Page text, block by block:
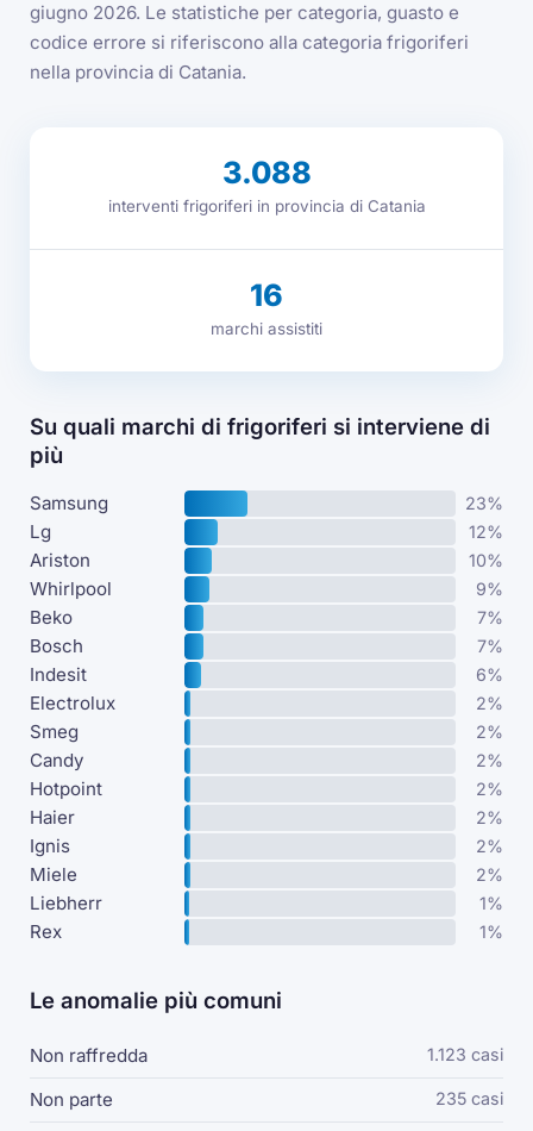
giugno 2026. Le statistiche per categoria, guasto e
codice errore si riferiscono alla categoria frigoriferi
nella provincia di Catania.
3.088
interventi frigoriferi in provincia di Catania
16
marchi assistiti
Su quali marchi di frigoriferi si interviene di
più
Samsung 23%
Lg 12%
Ariston 10%
Whirlpool 9%
Beko 7%
Bosch 7%
Indesit 6%
Electrolux 2%
Smeg 2%
Candy 2%
Hotpoint 2%
Haier 2%
Ignis 2%
Miele 2%
Liebherr 1%
Rex 1%
Le anomalie più comuni
Non raffredda 1.123 casi
Non parte 235 casi